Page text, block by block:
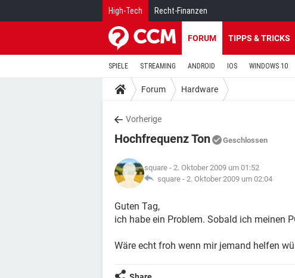
High-Tech Recht-Finanzen
FORUM TIPPS & TRICKS
SPIELE STREAMING ANDROID IOS WINDOWS 10
Forum Hardware
Vorherige
Hochfrequenz Ton Geschlossen
square - 2. Oktober 2009 um 01:52
square - 2. Oktober 2009 um 02:04
Guten Tag,
ich habe ein Problem. Sobald ich meinen
Wäre echt froh wenn mir jemand helfen